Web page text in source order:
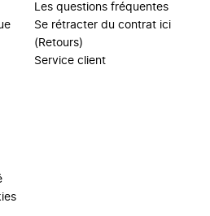
Les questions fréquentes
Se rétracter du contrat ici
(Retours)
Service client